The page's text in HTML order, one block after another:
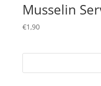
Musselin
€1,90